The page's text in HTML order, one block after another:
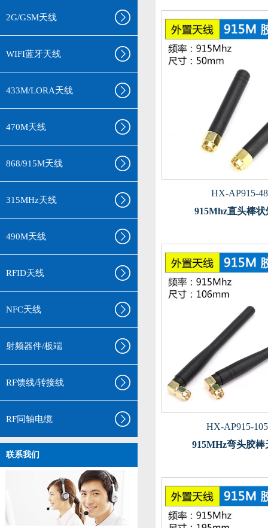
2G/GSM天线
WIFI蓝牙天线
433M/LORA天线
470M天线
868/915M天线
315MHz天线
490M天线
RFID天线
NFC天线
射频器件/板端
RF馈线/转接线
RF同轴电缆
联系我们
HX-AP915-
915Mhz直头棒
HX-AP915-
915MHz弯头胶棒